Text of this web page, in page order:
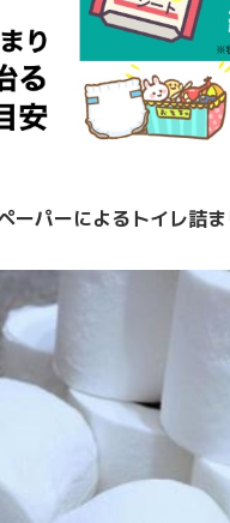
ーパーによるトイレ詰ま